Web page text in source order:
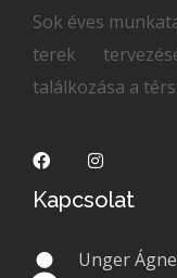
Sok éves
terek
találkozása a
Kapcsolat
Unger